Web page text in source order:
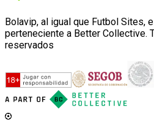
Bolavip, al igual que Futbol Sites,
perteneciente a Better Collective.
reservados